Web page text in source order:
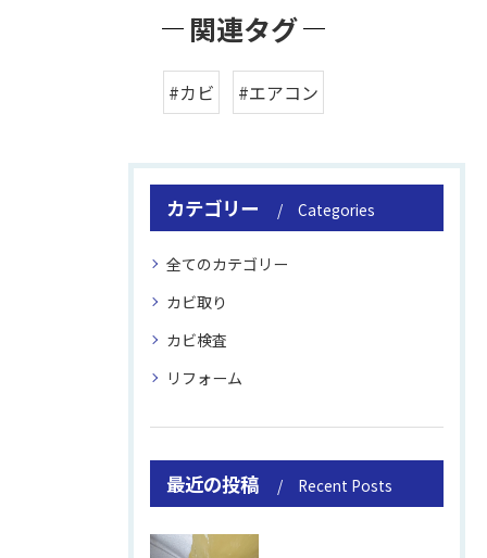
関連タグ
#カビ #エアコン
カテゴリー Categories
全てのカテゴリー
カビ取り
カビ検査
リフォーム
最近の投稿 Recent Posts